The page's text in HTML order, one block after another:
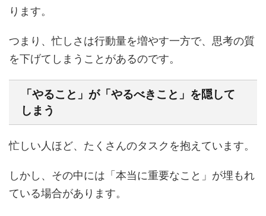
ります。
つまり、忙しさは行動量を増やす一方で、思考の質
を下げてしまうことがあるのです。
「やること」が「やるべきこと」を隠して
しまう
忙しい人ほど、たくさんのタスクを抱えています。
しかし、その中には「本当に重要なこと」が埋もれ
ている場合があります。